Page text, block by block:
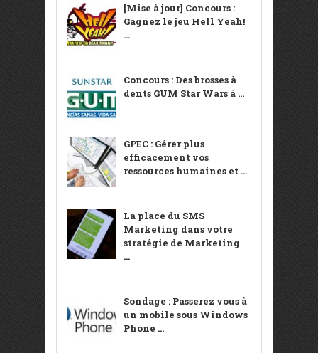
[Mise à jour] Concours :
Gagnez le jeu Hell Yeah!
...
Concours : Des brosses à
dents GUM Star Wars à ...
GPEC : Gérer plus
efficacement vos
ressources humaines et ...
La place du SMS
Marketing dans votre
stratégie de Marketing
...
Sondage : Passerez vous à
un mobile sous Windows
Phone ...